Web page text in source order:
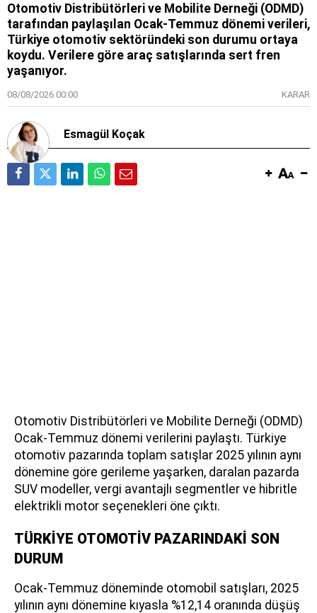
Otomotiv Distribütörleri ve Mobilite Derneği (ODMD)
tarafından paylaşılan Ocak-Temmuz dönemi verileri,
Türkiye otomotiv sektöründeki son durumu ortaya
koydu. Verilere göre araç satışlarında sert fren
yaşanıyor.
08/08/2026 00:00 KARAR
Esmagül Koçak
Otomotiv Distribütörleri ve Mobilite Derneği (ODMD)
Ocak-Temmuz dönemi verilerini paylaştı. Türkiye
otomotiv pazarında toplam satışlar 2025 yılının aynı
dönemine göre gerileme yaşarken, daralan pazarda
SUV modeller, vergi avantajlı segmentler ve hibritle
elektrikli motor seçenekleri öne çıktı.
TÜRKİYE OTOMOTİV PAZARINDAKİ SON
DURUM
Ocak-Temmuz döneminde otomobil satışları, 2025
yılının aynı dönemine kıyasla %12,14 oranında düşüş